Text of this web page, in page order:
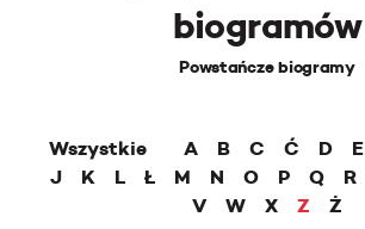
biogramów
Powstańcze biogramy
Wszystkie A B C Ć D E
J
K L Ł M N O P Q R
V
W X Z
Ż